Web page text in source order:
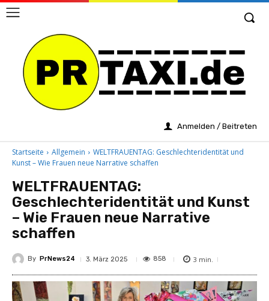
Anmelden / Beitreten
Startseite Allgemein
WELTFRAUENTAG: Geschlechteridentität und
Kunst – Wie Frauen neue Narrative schaffen
WELTFRAUENTAG:
Geschlechteridentität und Kunst
– Wie Frauen neue Narrative
schaffen
By PrNews24 3. März 2025 858 3 min.